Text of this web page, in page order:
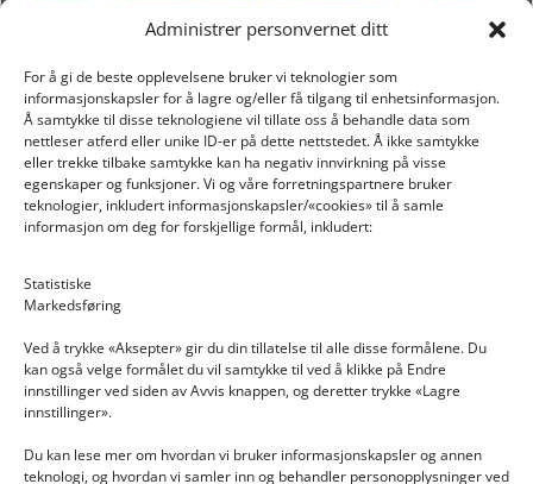
Administrer personvernet ditt
For å gi de beste opplevelsene bruker vi teknologier som
informasjonskapsler for å lagre og/eller få tilgang til enhetsinformasjon.
Å samtykke til disse teknologiene vil tillate oss å behandle data som
nettleser atferd eller unike ID-er på dette nettstedet. Å ikke samtykke
eller trekke tilbake samtykke kan ha negativ innvirkning på visse
egenskaper og funksjoner. Vi og våre forretningspartnere bruker
teknologier, inkludert informasjonskapsler/«cookies» til å samle
informasjon om deg for forskjellige formål, inkludert:
Statistiske
Markedsføring
Ved å trykke «Aksepter» gir du din tillatelse til alle disse formålene. Du
kan også velge formålet du vil samtykke til ved å klikke på Endre
innstillinger ved siden av Avvis knappen, og deretter trykke «Lagre
innstillinger».
Du kan lese mer om hvordan vi bruker informasjonskapsler og annen
teknologi, og hvordan vi samler inn og behandler personopplysninger ved
INFORMASJON